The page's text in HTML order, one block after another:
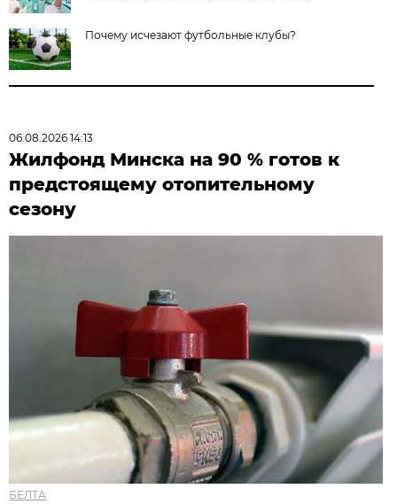
Почему исчезают футбольные клубы?
06.08.2026 14:13
Жилфонд Минска на 90 % готов к
предстоящему отопительному
сезону
БЕЛТА